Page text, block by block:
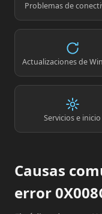
Problemas de
Actualizaciones de
Servicios e inicio
Causas
error